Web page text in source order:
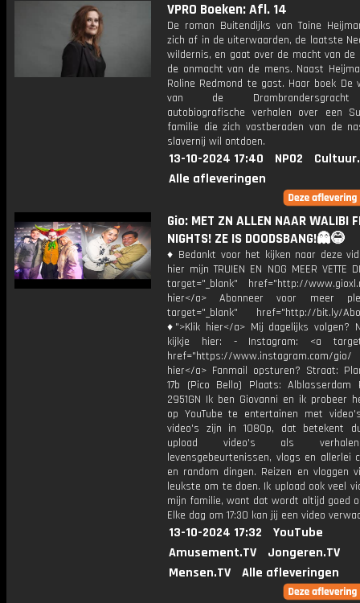
VPRO Boeken: Afl. 14
De roman Buitendijks van Toine
zich af in de uiterwaarden, de laatste
wildernis, en gaat over de macht van de
de onmacht van de mens. Naast
Roline Redmond te gast. Haar boek De
van de
autobiografische verhalen over een
familie die zich vastberaden van de
slavernij wil ontdoen.
13-10-2024 17:40 NPO2
Alle afleveringen
Gio: MET ZN ALLEN NAAR WALIBI
NIGHTS! ZE IS DOODSBANG!👻😂
♦ Bedankt voor het kijken naar deze
hier mijn TRUIEN EN NOG MEER VETTE
target="_blank" href="http://
hier</a> Abonneer voor meer
target="_blank" href="http://bit.ly/
♦">Klik hier</a> Mij dagelijks volgen?
kijkje hier: - Instagram: <a
href="https://www.instagram.com/
hier</a> Fanmail opsturen? Straat:
17b (Pico Bello) Plaats: Alblasserdam
2951GN Ik ben Giovanni en ik probeer
op YouTube te entertainen met
video's zijn in 1080p, dat betekent
upload video's als
levensgebeurtenissen, vlogs en allerlei
en random dingen. Reizen en vloggen
leukste om te doen. Ik upload ook veel
mijn familie, want dat wordt altijd goed
Elke dag om 17:30 kan jij een video
13-10-2024 17:32
YouTube
Amusement.TV
Jongeren.TV
Mensen.TV
Alle afleveringen